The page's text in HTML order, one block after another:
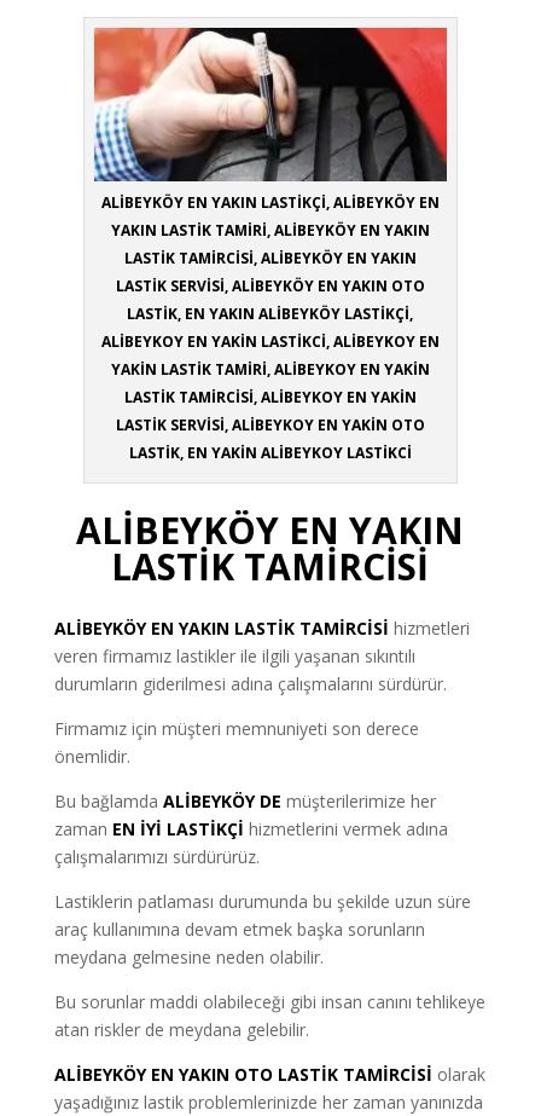
ALİBEYKÖY EN YAKIN LASTİKÇİ, ALİBEYKÖY EN
YAKIN LASTİK TAMİRİ, ALİBEYKÖY EN YAKIN
LASTİK TAMİRCİSİ, ALİBEYKÖY EN YAKIN
LASTİK SERVİSİ, ALİBEYKÖY EN YAKIN OTO
LASTİK, EN YAKIN ALİBEYKÖY LASTİKÇİ,
ALİBEYKOY EN YAKİN LASTİKCİ, ALİBEYKOY EN
YAKİN LASTİK TAMİRİ, ALİBEYKOY EN YAKİN
LASTİK TAMİRCİSİ, ALİBEYKOY EN YAKİN
LASTİK SERVİSİ, ALİBEYKOY EN YAKİN OTO
LASTİK, EN YAKİN ALİBEYKOY LASTİKCİ
ALİBEYKÖY EN YAKIN
LASTİK TAMİRCİSİ
ALİBEYKÖY EN YAKIN LASTİK TAMİRCİSİ hizmetleri
veren firmamız lastikler ile ilgili yaşanan sıkıntılı
durumların giderilmesi adına çalışmalarını sürdürür.
Firmamız için müşteri memnuniyeti son derece
önemlidir.
Bu bağlamda ALİBEYKÖY DE müşterilerimize her
zaman EN İYİ LASTİKÇİ hizmetlerini vermek adına
çalışmalarımızı sürdürürüz.
Lastiklerin patlaması durumunda bu şekilde uzun süre
araç kullanımına devam etmek başka sorunların
meydana gelmesine neden olabilir.
Bu sorunlar maddi olabileceği gibi insan canını tehlikeye
atan riskler de meydana gelebilir.
ALİBEYKÖY EN YAKIN OTO LASTİK TAMİRCİSİ olarak
yaşadığınız lastik problemlerinizde her zaman yanınızda